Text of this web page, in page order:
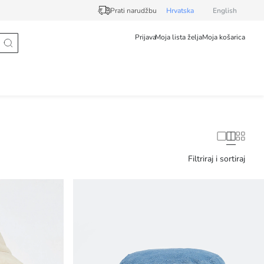
Prati narudžbu Hrvatska English
PrijavaMoja lista željaMoja košarica
Filtriraj i sortiraj